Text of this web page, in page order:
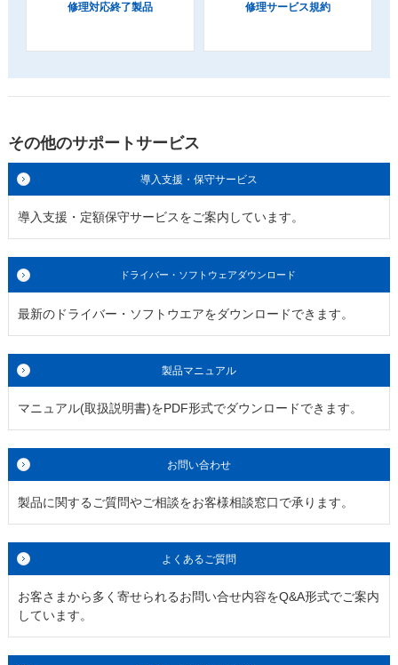
修理対応終了製品 修理サービス規約
その他のサポートサービス
導入支援・保守サービス
導入支援・定額保守サービスをご案内しています。
ドライバー・ソフトウェアダウンロード
最新のドライバー・ソフトウエアをダウンロードできます。
製品マニュアル
マニュアル(取扱説明書)をPDF形式でダウンロードできます。
お問い合わせ
製品に関するご質問やご相談をお客様相談窓口で承ります。
よくあるご質問
お客さまから多く寄せられるお問い合せ内容をQ&A形式でご案内
しています。